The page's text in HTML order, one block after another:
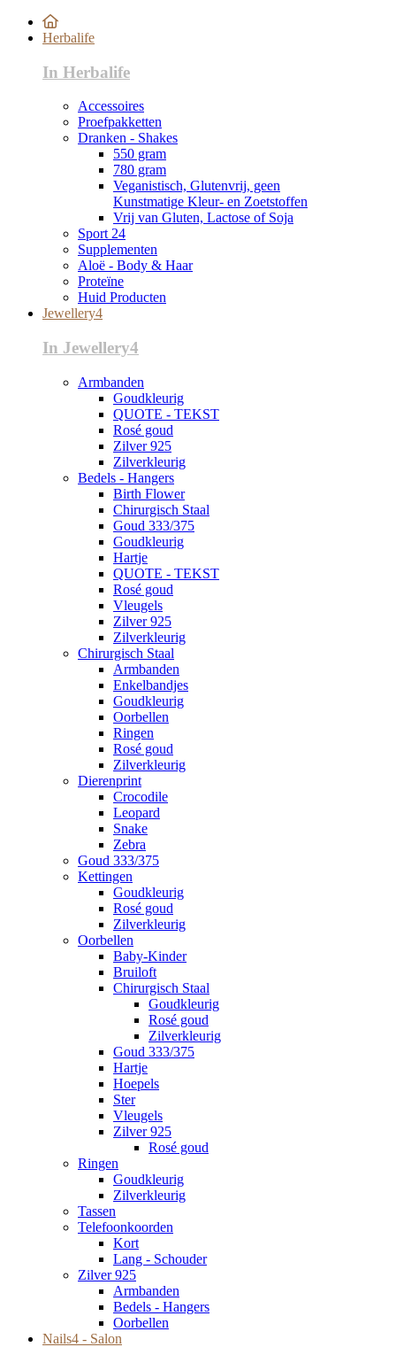
Herbalife
In Herbalife
Accessoires
Proefpakketten
Dranken - Shakes
550 gram
780 gram
Veganistisch, Glutenvrij, geen
Kunstmatige Kleur- en Zoetstoffen
Vrij van Gluten, Lactose of Soja
Sport 24
Supplementen
Aloë - Body & Haar
Proteïne
Huid Producten
Jewellery4
In Jewellery4
Armbanden
Goudkleurig
QUOTE - TEKST
Rosé goud
Zilver 925
Zilverkleurig
Bedels - Hangers
Birth Flower
Chirurgisch Staal
Goud 333/375
Goudkleurig
Hartje
QUOTE - TEKST
Rosé goud
Vleugels
Zilver 925
Zilverkleurig
Chirurgisch Staal
Armbanden
Enkelbandjes
Goudkleurig
Oorbellen
Ringen
Rosé goud
Zilverkleurig
Dierenprint
Crocodile
Leopard
Snake
Zebra
Goud 333/375
Kettingen
Goudkleurig
Rosé goud
Zilverkleurig
Oorbellen
Baby-Kinder
Bruiloft
Chirurgisch Staal
Goudkleurig
Rosé goud
Zilverkleurig
Goud 333/375
Hartje
Hoepels
Ster
Vleugels
Zilver 925
Rosé goud
Ringen
Goudkleurig
Zilverkleurig
Tassen
Telefoonkoorden
Kort
Lang - Schouder
Zilver 925
Armbanden
Bedels - Hangers
Oorbellen
Nails4 - Salon